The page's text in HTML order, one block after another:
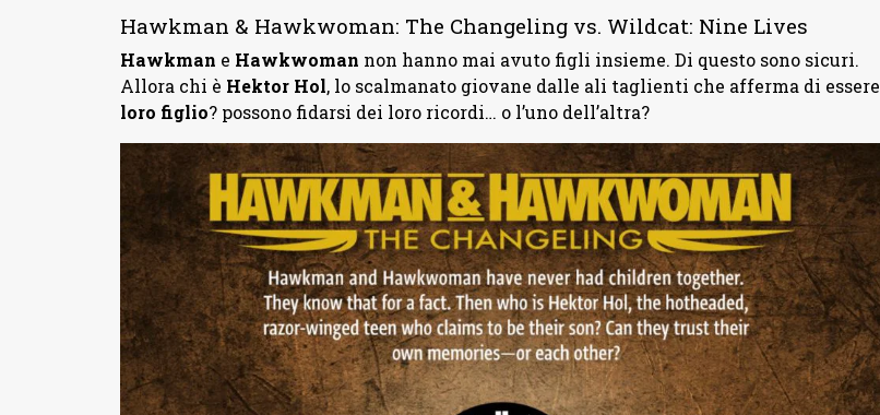
Hawkman & Hawkwoman: The Changeling vs. Wildcat: Nine Lives
Hawkman e Hawkwoman non hanno mai avuto figli insieme. Di questo sono sicuri.
Allora chi è Hektor Hol, lo scalmanato giovane dalle ali taglienti che afferma di essere
loro figlio? possono fidarsi dei loro ricordi… o l’uno dell’altra?